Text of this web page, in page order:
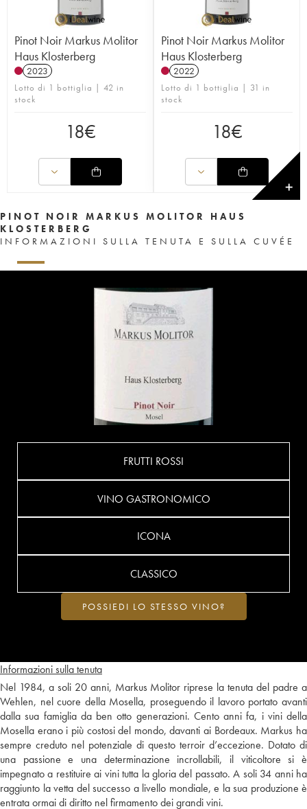
Pinot Noir Markus Molitor
Haus Klosterberg
2023
Lotto di 1 bottiglia | 42 in
stock
18€
Pinot Noir Markus Molitor
Haus Klosterberg
2022
Lotto di 1 bottiglia | 31 in
stock
18€
✕
PINOT NOIR MARKUS MOLITOR HAUS
KLOSTERBERG
INFORMAZIONI SULLA TENUTA E SULLA CUVÉE
Informazioni sulla tenuta
Nel 1984, a soli 20 anni, Markus Molitor riprese la tenuta del padre a
Wehlen, nel cuore della Mosella, proseguendo il lavoro portato avanti
dalla sua famiglia da ben otto generazioni. Cento anni fa, i vini della
Mosella erano i più costosi del mondo, davanti ai Bordeaux. Markus ha
sempre creduto nel potenziale di questo terroir d’eccezione. Dotato di
una passione e una determinazione incrollabili, il viticoltore si è
impegnato a restituire ai vini tutta la gloria del passato. A soli 34 anni ha
raggiunto la vetta del successo a livello mondiale, e la sua produzione è
entrata ormai di diritto nel firmamento dei grandi vini.
FRUTTI ROSSI
VINO GASTRONOMICO
ICONA
CLASSICO
POSSIEDI LO STESSO VINO?